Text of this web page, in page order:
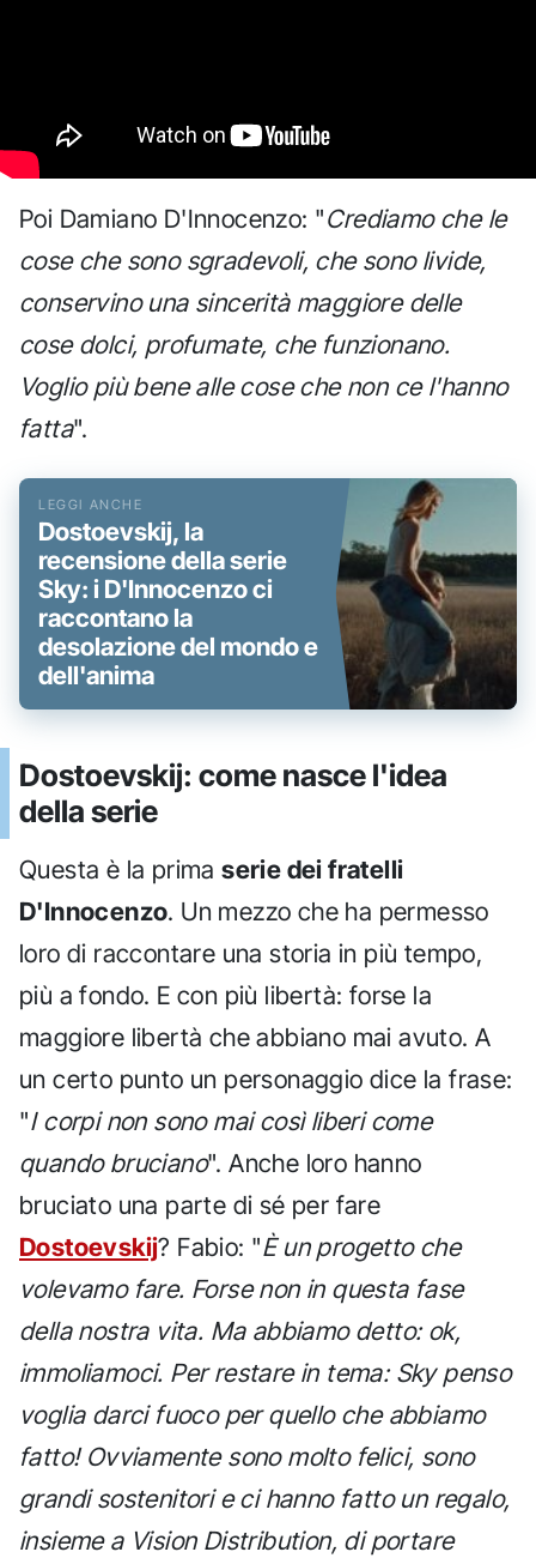
Poi Damiano D'Innocenzo: "Crediamo che le
cose che sono sgradevoli, che sono livide,
conservino una sincerità maggiore delle
cose dolci, profumate, che funzionano.
Voglio più bene alle cose che non ce l'hanno
fatta".
Dostoevskij, la
recensione della serie
Sky: i D'Innocenzo ci
raccontano la
desolazione del mondo e
dell'anima
Dostoevskij: come nasce l'idea
della serie
Questa è la primaserie dei fratelli
D'Innocenzo. Un mezzo che ha permesso
loro di raccontare una storia in più tempo,
più a fondo. E con più libertà: forse la
maggiore libertà che abbiano mai avuto. A
un certo punto un personaggio dice la frase:
"I corpi non sono mai così liberi come
quando bruciano". Anche loro hanno
bruciato una parte di sé per fare
Dostoevskij? Fabio: "È un progetto che
volevamo fare. Forse non in questa fase
della nostra vita. Ma abbiamo detto: ok,
immoliamoci. Per restare in tema: Sky penso
voglia darci fuoco per quello che abbiamo
fatto! Ovviamente sono molto felici, sono
grandi sostenitori e ci hanno fatto un regalo,
insieme a Vision Distribution, di portare